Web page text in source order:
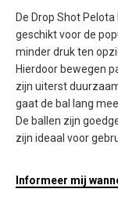
De Drop Shot
geschikt voor de
minder druk ten
Hierdoor bewegen
zijn uiterst
gaat de bal lang
De ballen zijn
zijn ideaal voor
Informeer mij